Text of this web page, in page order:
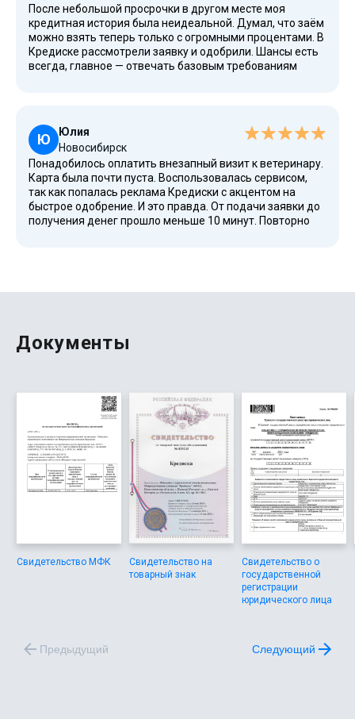
После небольшой просрочки в другом месте моя
кредитная история была неидеальной. Думал, что заём
можно взять теперь только с огромными процентами. В
Кредиске рассмотрели заявку и одобрили. Шансы есть
всегда, главное — отвечать базовым требованиям
обмана. Теперь заём можно брать на более крупную
сумму и более длительный срок.
Ю
Юлия
Новосибирск
Понадобилось оплатить внезапный визит к ветеринару.
Карта была почти пуста. Воспользовалась сервисом,
так как попалась реклама Кредиски с акцентом на
быстрое одобрение. И это правда. От подачи заявки до
получения денег прошло меньше 10 минут. Повторно
Документы
Свидетельство МФК
Свидетельство на
товарный знак
Свидетельство о
государственной
регистрации
юридического лица
Предыдущий Следующий